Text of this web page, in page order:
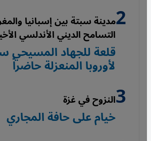
مدينة سبتة بين إسبانيا
التسامح الديني الأندلسي
قلعة للجهاد المسيحي
لأوروبا المنعزلة حاضراً
النزوح في غزة
خيام على حافة المجاري